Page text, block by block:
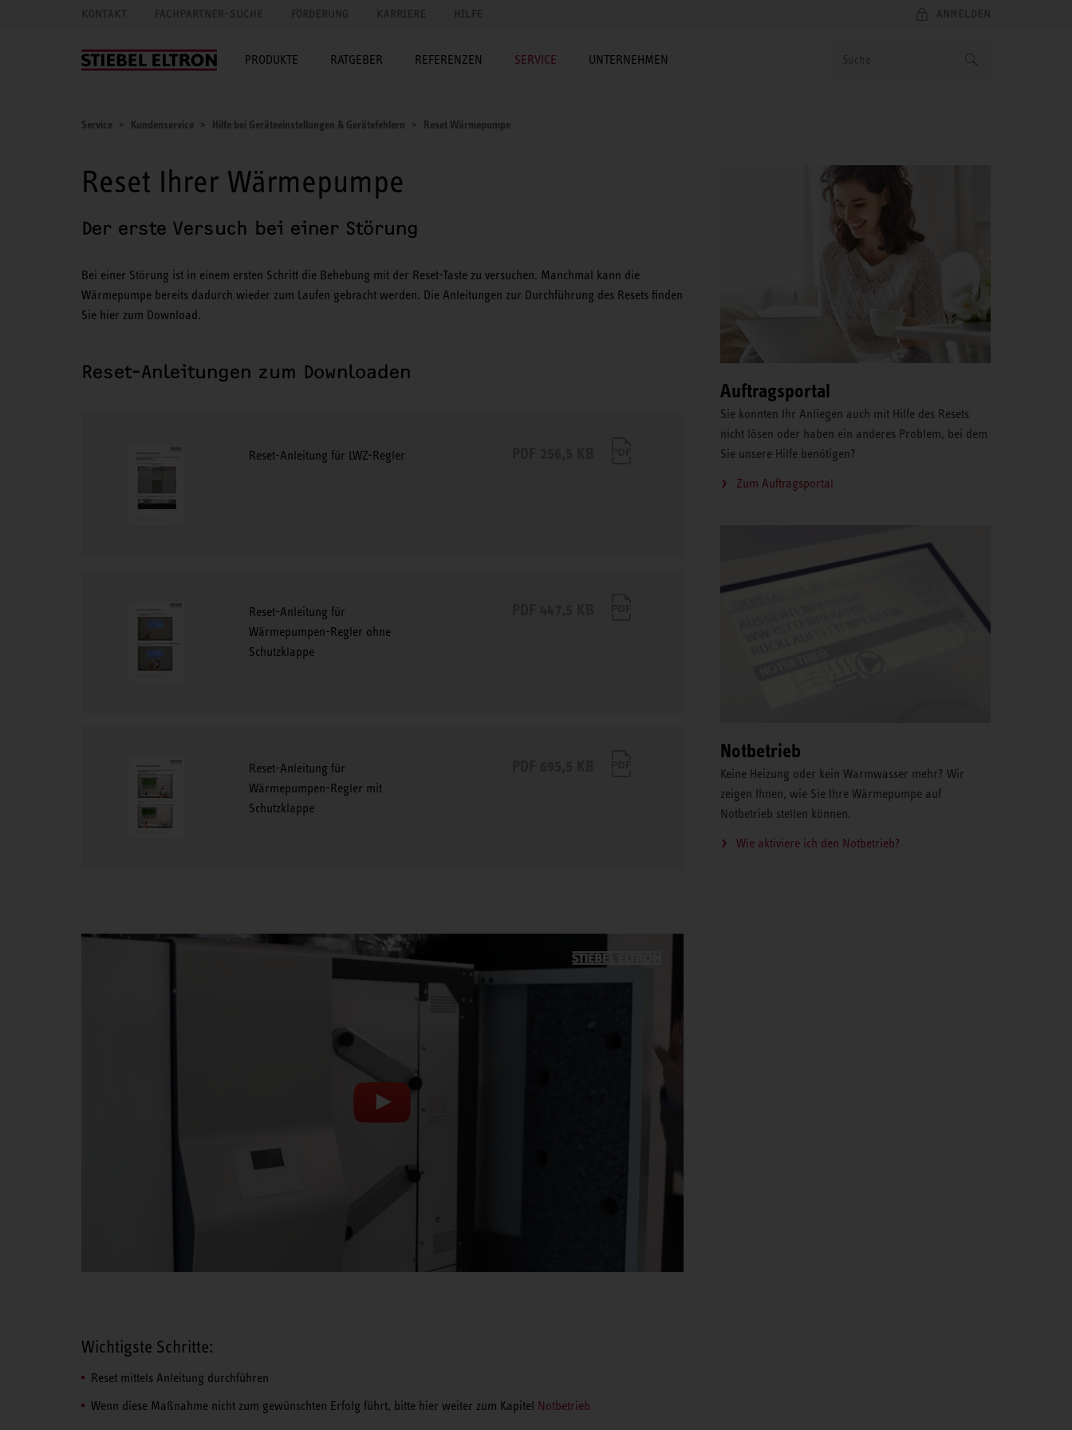
KONTAKT FACHPARTNER-SUCHE FÖRDERUNG KARRIERE HILFE ANMELDEN
PRODUKTE RATGEBER REFERENZEN SERVICE UNTERNEHMEN
Service Kundenservice Hilfe bei Geräteeinstellungen & Gerätefehlern Reset Wärmepumpe
Reset Ihrer Wärmepumpe
Der erste Versuch bei einer Störung
Bei einer Störung ist in einem ersten Schritt die Behebung mit der Reset-Taste zu versuchen. Manchmal kann die
Wärmepumpe bereits dadurch wieder zum Laufen gebracht werden. Die Anleitungen zur Durchführung des Resets finden
Sie hier zum Download.
Reset-Anleitungen zum Downloaden
Reset-Anleitung für LWZ-Regler
Reset-Anleitung für
Wärmepumpen-Regler ohne
Schutzklappe
Reset-Anleitung für
Wärmepumpen-Regler mit
Schutzklappe
Wichtigste Schritte:
Reset mittels Anleitung durchführen
Wenn diese Maßnahme nicht zum gewünschten Erfolg führt, bitte hier weiter zum Kapitel Notbetrieb
Auftragsportal
Sie konnten Ihr Anliegen auch mit Hilfe des Resets
nicht lösen oder haben ein anderes Problem, bei dem
Sie unsere Hilfe benötigen?
Zum Auftragsportal
Notbetrieb
Keine Heizung oder kein Warmwasser mehr? Wir
zeigen Ihnen, wie Sie Ihre Wärmepumpe auf
Notbetrieb stellen können.
Wie aktiviere ich den Notbetrieb?